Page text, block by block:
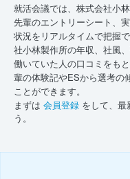
就活会議では、株式会社小
先輩のエントリーシート、
状況をリアルタイムで把握
社小林製作所の年収、社風
働いていた人の口コミをも
輩の体験記やESから選考の
ことができます。
まずは 会員登録 をして、最
う。